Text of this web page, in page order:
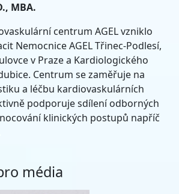
MBA.
centrum AGEL vzniklo
Nemocnice AGEL Třinec-Podlesí,
v Praze a Kardiologického
Centrum se zaměřuje na
a léčbu kardiovaskulárních
podporuje sdílení odborných
klinických postupů napříč
média